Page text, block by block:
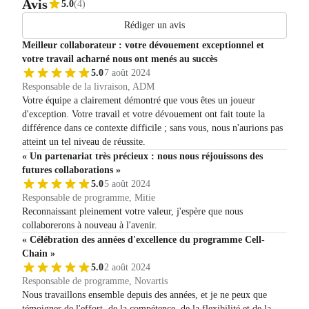
Avis 5.0(4)
Rédiger un avis
Meilleur collaborateur : votre dévouement exceptionnel et
votre travail acharné nous ont menés au succès
5.07 août 2024
Responsable de la livraison, ADM
Votre équipe a clairement démontré que vous êtes un joueur
d'exception. Votre travail et votre dévouement ont fait toute la
différence dans ce contexte difficile ; sans vous, nous n'aurions pas
atteint un tel niveau de réussite.
« Un partenariat très précieux : nous nous réjouissons des
futures collaborations »
5.05 août 2024
Responsable de programme, Mitie
Reconnaissant pleinement votre valeur, j'espère que nous
collaborerons à nouveau à l'avenir.
« Célébration des années d'excellence du programme Cell-
Chain »
5.02 août 2024
Responsable de programme, Novartis
Nous travaillons ensemble depuis des années, et je ne peux que